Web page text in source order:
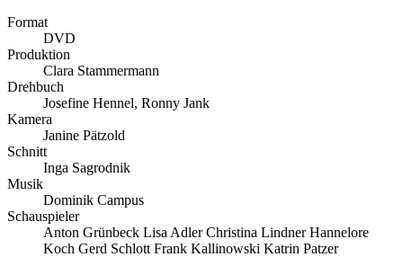
Format
DVD
Produktion
Clara Stammermann
Drehbuch
Josefine Hennel, Ronny Jank
Kamera
Janine Pätzold
Schnitt
Inga Sagrodnik
Musik
Dominik Campus
Schauspieler
Anton Grünbeck Lisa Adler Christina Lindner Hannelore
Koch Gerd Schlott Frank Kallinowski Katrin Patzer